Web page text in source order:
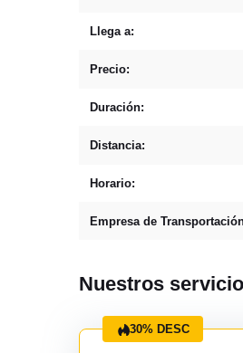
Llega a:
Precio:
Duración:
Distancia:
Horario:
Empresa de
Nuestros
30% DESC